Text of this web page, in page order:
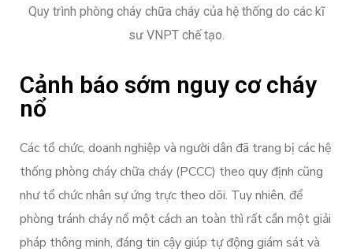
Quy trình phòng cháy chữa cháy của hệ thống do các kĩ
sư VNPT chế tạo.
Cảnh báo sớm nguy cơ cháy
nổ
Các tổ chức, doanh nghiệp và người dân đã trang bị các hệ
thống phòng cháy chữa cháy (PCCC) theo quy định cũng
như tổ chức nhân sự ứng trực theo dõi. Tuy nhiên, để
phòng tránh cháy nổ một cách an toàn thì rất cần một giải
pháp thông minh, đáng tin cậy giúp tự động giám sát và